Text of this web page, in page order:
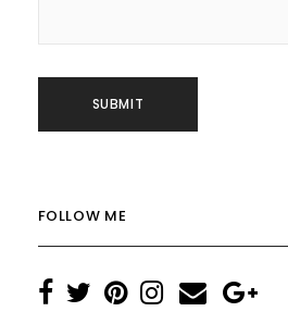
FOLLOW ME